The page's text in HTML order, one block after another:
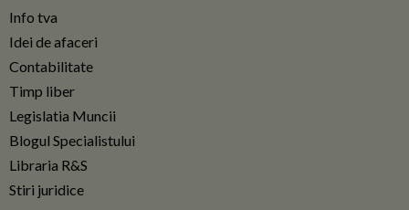
Info tva
Idei de afaceri
Contabilitate
Timp liber
Legislatia Muncii
Blogul Specialistului
Libraria R&S
Stiri juridice